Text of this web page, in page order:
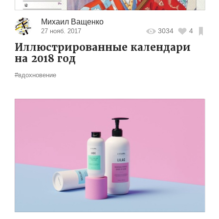
Михаил Ващенко
27 нояб. 2017 3034 4
Иллюстрированные календари
на 2018 год
#вдохновение